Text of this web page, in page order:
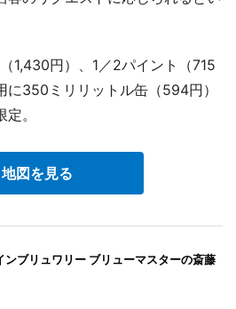
1,430円）、1／2パイント（715
に350ミリリットル缶（594円）
。
地図を見る
ンブリュワリー ブリューマスターの斎藤